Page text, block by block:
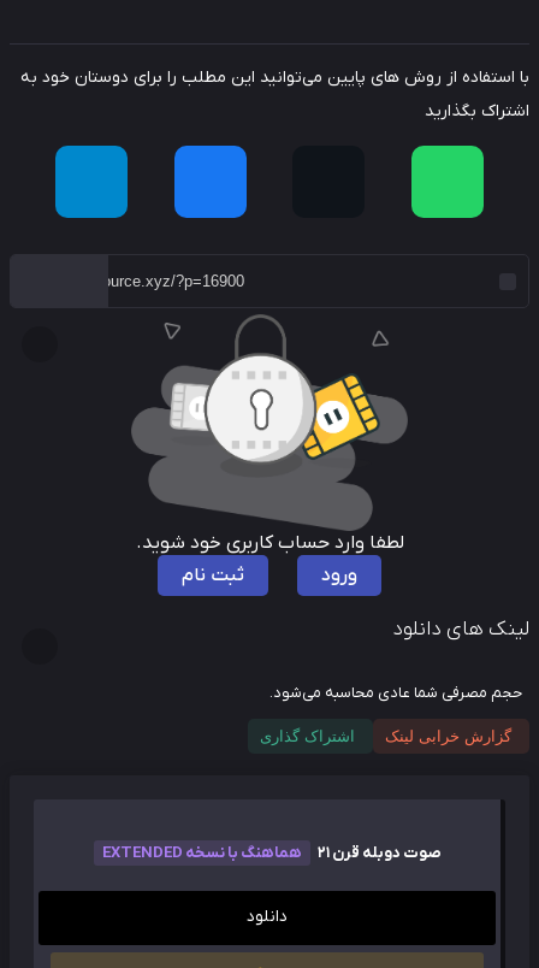
استفاده از روش های پایین می‌توانید این مطلب را برای دوستان خود به
بگذارید
لطفا وارد حساب کاربری خود شوید.
ورود
ثبت نام
های دانلود
مصرفی شما عادی محاسبه می‌شود.
گزارش خرابی لینک اشتراک گذاری
صوت دوبله قرن 21 هماهنگ با نسخه EXTENDED
دانلود